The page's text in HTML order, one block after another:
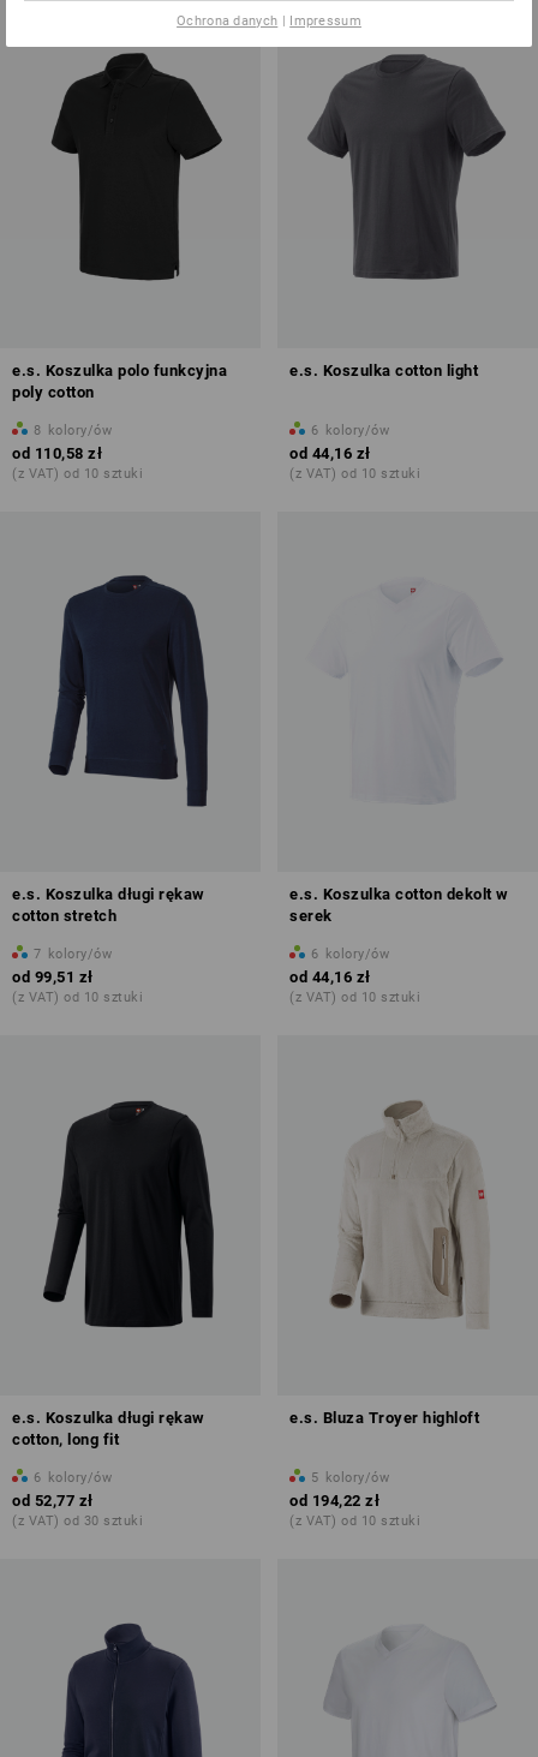
e.s. Koszulka polo funkcyjna
poly cotton
8 kolory/ów
od 110,58 zł
(z VAT) od 10 sztuki
e.s. Koszulka cotton light
6 kolory/ów
od 44,16 zł
(z VAT) od 10 sztuki
e.s. Koszulka długi rękaw
cotton stretch
7 kolory/ów
od 99,51 zł
(z VAT) od 10 sztuki
e.s. Koszulka cotton dekolt w
serek
6 kolory/ów
od 44,16 zł
(z VAT) od 10 sztuki
e.s. Koszulka długi rękaw
cotton, long fit
6 kolory/ów
od 52,77 zł
(z VAT) od 30 sztuki
e.s. Bluza Troyer highloft
5 kolory/ów
od 194,22 zł
(z VAT) od 10 sztuki
Ochrona danych | Impressum